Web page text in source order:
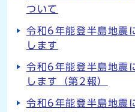
ついて
令和6年能登半島地震
します
令和6年能登半島地震
します（第2報）
令和6年能登半島地震